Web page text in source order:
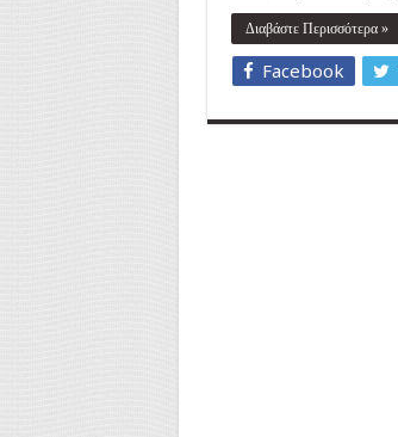
Διαβάστε Περισσότερα »
Facebook